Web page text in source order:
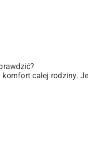
całej rodziny.